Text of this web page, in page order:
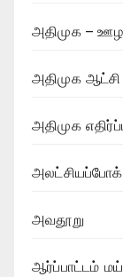
அதிமுக –
அதிமுக ஆட்சி
அதிமுக
அவதூறு
ஆர்ப்பாட்டம்